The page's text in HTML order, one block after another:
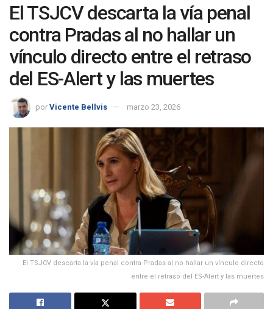
El TSJCV descarta la vía penal
contra Pradas al no hallar un
vínculo directo entre el retraso
del ES-Alert y las muertes
por Vicente Bellvis marzo 23, 2026
El TSJCV descarta la vía penal contra Pradas al no hallar un vínculo directo
entre el retraso del ES-Alert y las muertes